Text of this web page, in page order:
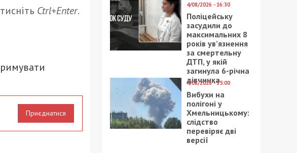
Ctrl+Enter.
Приєднатися
4/08/2026 - 16:30
Поліцейську
засудили до
максимальних 8
років ув’язнення
за смертельну
ДТП, у якій
загинула 6-річна
дівчинка
4/08/2026 - 15:00
Вибухи на
полігоні у
Хмельницькому:
слідство
перевіряє дві
версії